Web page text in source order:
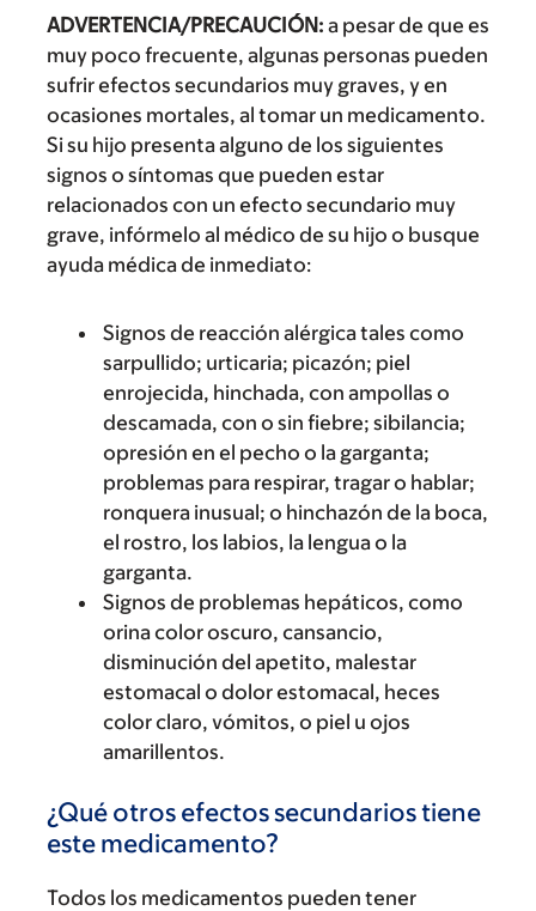
ADVERTENCIA/PRECAUCIÓN: a pesar de que es
muy poco frecuente, algunas personas pueden
sufrir efectos secundarios muy graves, y en
ocasiones mortales, al tomar un medicamento.
Si su hijo presenta alguno de los siguientes
signos o síntomas que pueden estar
relacionados con un efecto secundario muy
grave, infórmelo al médico de su hijo o busque
ayuda médica de inmediato:
Signos de reacción alérgica tales como
sarpullido; urticaria; picazón; piel
enrojecida, hinchada, con ampollas o
descamada, con o sin fiebre; sibilancia;
opresión en el pecho o la garganta;
problemas para respirar, tragar o hablar;
ronquera inusual; o hinchazón de la boca,
el rostro, los labios, la lengua o la
garganta.
Signos de problemas hepáticos, como
orina color oscuro, cansancio,
disminución del apetito, malestar
estomacal o dolor estomacal, heces
color claro, vómitos, o piel u ojos
amarillentos.
¿Qué otros efectos secundarios tiene
este medicamento?
Todos los medicamentos pueden tener